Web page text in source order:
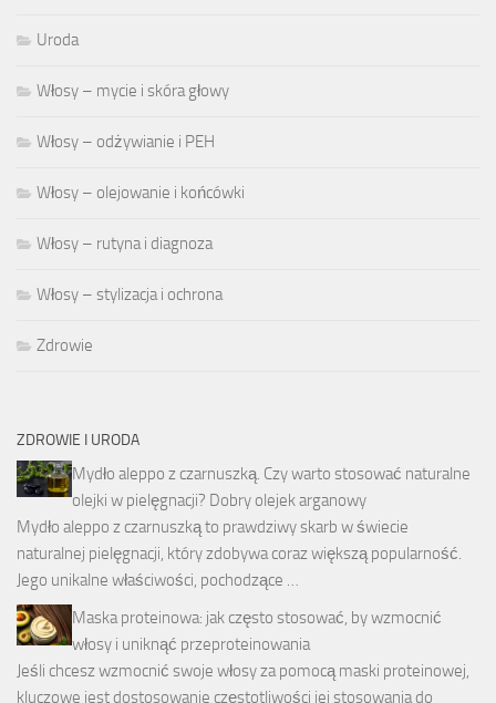
Uroda
Włosy – mycie i skóra głowy
Włosy – odżywianie i PEH
Włosy – olejowanie i końcówki
Włosy – rutyna i diagnoza
Włosy – stylizacja i ochrona
Zdrowie
ZDROWIE I URODA
Mydło aleppo z czarnuszką. Czy warto stosować naturalne
olejki w pielęgnacji? Dobry olejek arganowy
Mydło aleppo z czarnuszką to prawdziwy skarb w świecie
naturalnej pielęgnacji, który zdobywa coraz większą popularność.
Jego unikalne właściwości, pochodzące …
Maska proteinowa: jak często stosować, by wzmocnić
włosy i uniknąć przeproteinowania
Jeśli chcesz wzmocnić swoje włosy za pomocą maski proteinowej,
kluczowe jest dostosowanie częstotliwości jej stosowania do